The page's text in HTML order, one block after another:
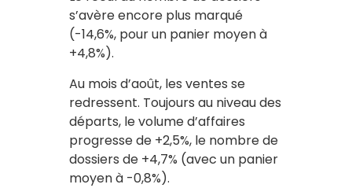
s’avère encore plus marqué
(-14,6%, pour un panier moyen à
+4,8%).
Au mois d’août, les ventes se
redressent. Toujours au niveau des
départs, le volume d’affaires
progresse de +2,5%, le nombre de
dossiers de +4,7% (avec un panier
moyen à -0,8%).